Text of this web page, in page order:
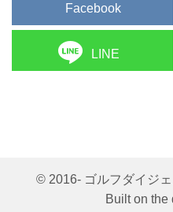
Facebook
LINE
© 2016- ゴルフダイジ
Built on the